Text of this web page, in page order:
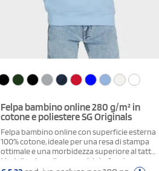
Felpa bambino online 280 g/m² in
cotone e poliestere SG Originals
Felpa bambino online con superficie esterna
100% cotone, ideale per una resa di stampa
ottimale e una morbidezza superiore al tatto.
Modello girocollo con polsini e fondo a